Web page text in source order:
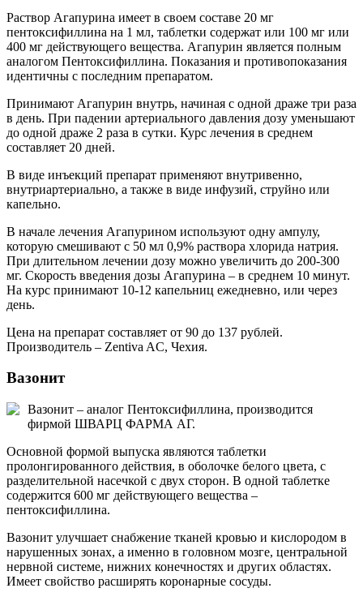
Раствор Агапурина имеет в своем составе 20 мг
пентоксифиллина на 1 мл, таблетки содержат или 100 мг или
400 мг действующего вещества. Агапурин является полным
аналогом Пентоксифиллина. Показания и противопоказания
идентичны с последним препаратом.
Принимают Агапурин внутрь, начиная с одной драже три раза
в день. При падении артериального давления дозу уменьшают
до одной драже 2 раза в сутки. Курс лечения в среднем
составляет 20 дней.
В виде инъекций препарат применяют внутривенно,
внутриартериально, а также в виде инфузий, струйно или
капельно.
В начале лечения Агапурином используют одну ампулу,
которую смешивают с 50 мл 0,9% раствора хлорида натрия.
При длительном лечении дозу можно увеличить до 200-300
мг. Скорость введения дозы Агапурина – в среднем 10 минут.
На курс принимают 10-12 капельниц ежедневно, или через
день.
Цена на препарат составляет от 90 до 137 рублей.
Производитель – Zentiva AC, Чехия.
Вазонит
Вазонит – аналог Пентоксифиллина, производится
фирмой ШВАРЦ ФАРМА АГ.
Основной формой выпуска являются таблетки
пролонгированного действия, в оболочке белого цвета, с
разделительной насечкой с двух сторон. В одной таблетке
содержится 600 мг действующего вещества –
пентоксифиллина.
Вазонит улучшает снабжение тканей кровью и кислородом в
нарушенных зонах, а именно в головном мозге, центральной
нервной системе, нижних конечностях и других областях.
Имеет свойство расширять коронарные сосуды.